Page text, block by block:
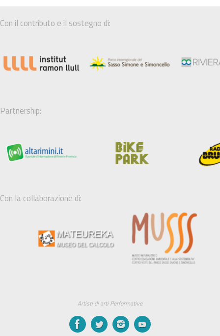
Con il contributo e il sostegno di:
Partnership:
Con la collaborazione di:
Artisti di arti Performative